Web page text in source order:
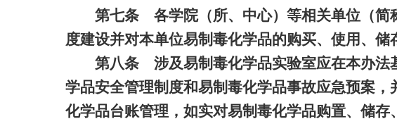
第七条 各学院（所、中心）等相关单位（简
度建设并对本单位易制毒化学品的购买、使用、储
第八条 涉及易制毒化学品实验室应在本办法
学品安全管理制度和易制毒化学品事故应急预案
化学品台账管理，如实对易制毒化学品购置、储